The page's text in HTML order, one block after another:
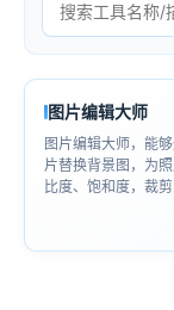
图片编辑大师
图片编辑大师，能
片替换背景图，为
比度、饱和度，裁